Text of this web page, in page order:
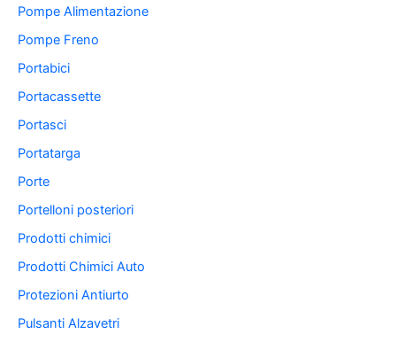
Pompe Alimentazione
Pompe Freno
Portabici
Portacassette
Portasci
Portatarga
Porte
Portelloni posteriori
Prodotti chimici
Prodotti Chimici Auto
Protezioni Antiurto
Pulsanti Alzavetri